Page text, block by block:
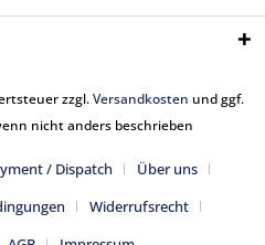
zzgl.Versandkosten und ggf.
nicht anders beschrieben
/ Dispatch
Über uns
Widerrufsrecht